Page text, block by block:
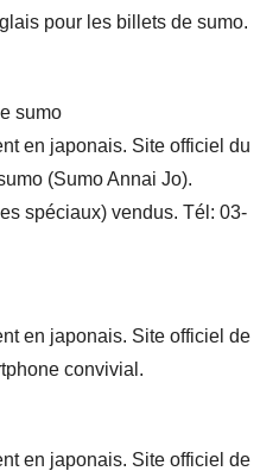
pour les billets de sumo.
sumo
en japonais. Site officiel du
(Sumo Annai Jo).
spéciaux) vendus. Tél: 03-
en japonais. Site officiel de
convivial.
en japonais. Site officiel de